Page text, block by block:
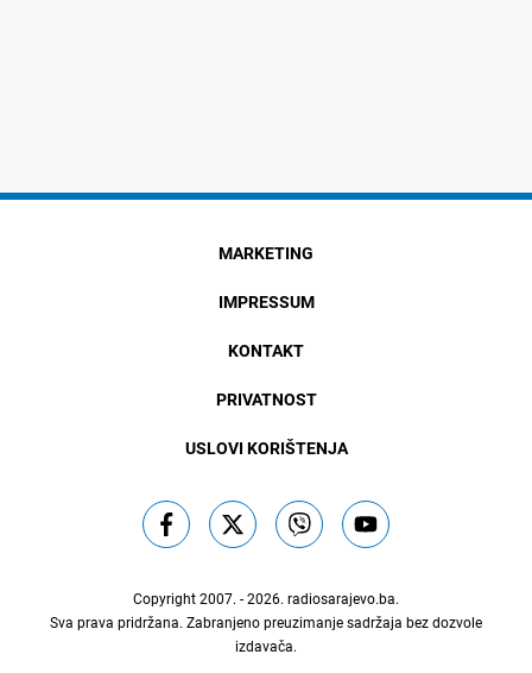
MARKETING
IMPRESSUM
KONTAKT
PRIVATNOST
USLOVI KORIŠTENJA
Copyright 2007. - 2026. radiosarajevo.ba.
Sva prava pridržana. Zabranjeno preuzimanje sadržaja bez dozvole
izdavača.